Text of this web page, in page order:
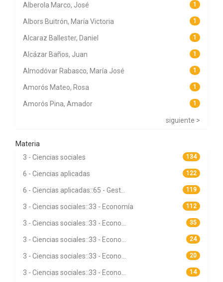
1
Alberola Marco, José
1
Albors Buitrón, María Victoria
1
Alcaraz Ballester, Daniel
1
Alcázar Baños, Juan
1
Almodóvar Rabasco, María José
1
Amorós Mateo, Rosa
1
Amorós Pina, Amador
siguiente >
Materia
134
3 - Ciencias sociales
122
6 - Ciencias aplicadas
119
6 - Ciencias aplicadas::65 - Gest...
112
3 - Ciencias sociales::33 - Economía
35
3 - Ciencias sociales::33 - Econo...
24
3 - Ciencias sociales::33 - Econo...
20
3 - Ciencias sociales::33 - Econo...
14
3 - Ciencias sociales::33 - Econo...